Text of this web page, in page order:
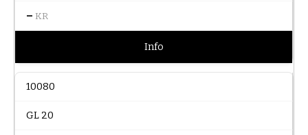
– KR
Info
10080
GL 20